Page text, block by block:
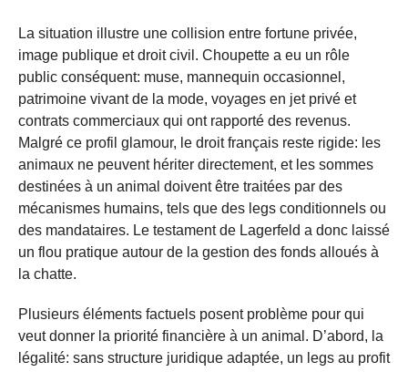
La situation illustre une collision entre fortune privée,
image publique et droit civil. Choupette a eu un rôle
public conséquent: muse, mannequin occasionnel,
patrimoine vivant de la mode, voyages en jet privé et
contrats commerciaux qui ont rapporté des revenus.
Malgré ce profil glamour, le droit français reste rigide: les
animaux ne peuvent hériter directement, et les sommes
destinées à un animal doivent être traitées par des
mécanismes humains, tels que des legs conditionnels ou
des mandataires. Le testament de Lagerfeld a donc laissé
un flou pratique autour de la gestion des fonds alloués à
la chatte.
Plusieurs éléments factuels posent problème pour qui
veut donner la priorité financière à un animal. D’abord, la
légalité: sans structure juridique adaptée, un legs au profit